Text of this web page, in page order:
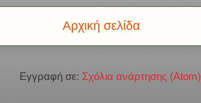
Αρχική σελίδα
Εγγραφή σε: Σχόλια ανάρτησης (Atom)